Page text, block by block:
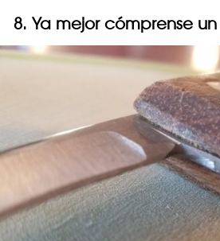
8. Ya mejor cómprense